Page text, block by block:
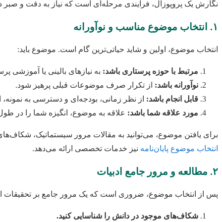
نگارش یک پروپوزال، فرآیندی مرحله‌ای است که نیاز به دقت و صبر
۱. انتخاب موضوع مناسب و نوآورانه
انتخاب موضوع، اولین و شاید حیاتی‌ترین گام است. موضوع باید:
مرتبط با حوزه پرستاری باشد: به نیازهای بالینی یا آموزشی
نوآورانه باشد: از تکرار صرف موضوعات قبلی پرهیز شود.
قابل انجام باشد: از نظر زمانی، بودجه‌ای و دسترسی به نمونه،
مورد علاقه شما باشد: علاقه به موضوع، انگیزه شما را در
برای یافتن موضوع، می‌توانید به مقالات مرور سیستماتیک،
انتخاب موضوع پایان‌نامه نیز خدمات تخصصی ارائه می‌دهد.
۲. مطالعه و مرور جامع ادبیات
پس از انتخاب موضوع، ضروری است که یک مرور جامع بر تحقیقات
شکاف‌های موجود در دانش را شناسایی کنید.